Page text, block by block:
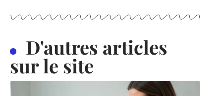
D'autres articles
sur le site